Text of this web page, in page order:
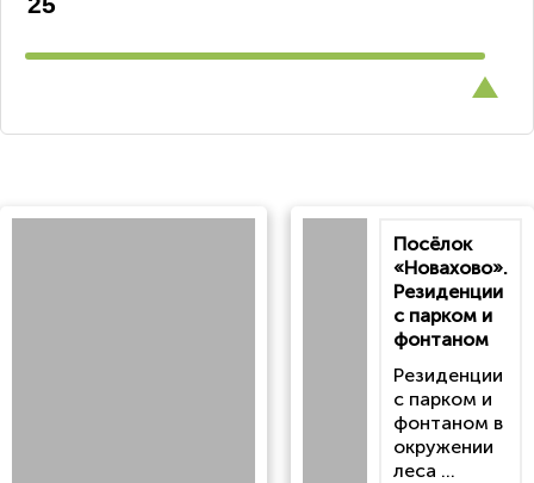
Посёлок
«Новахово».
Резиденции
с парком и
фонтаном
Резиденции
с парком и
фонтаном в
окружении
леса ...